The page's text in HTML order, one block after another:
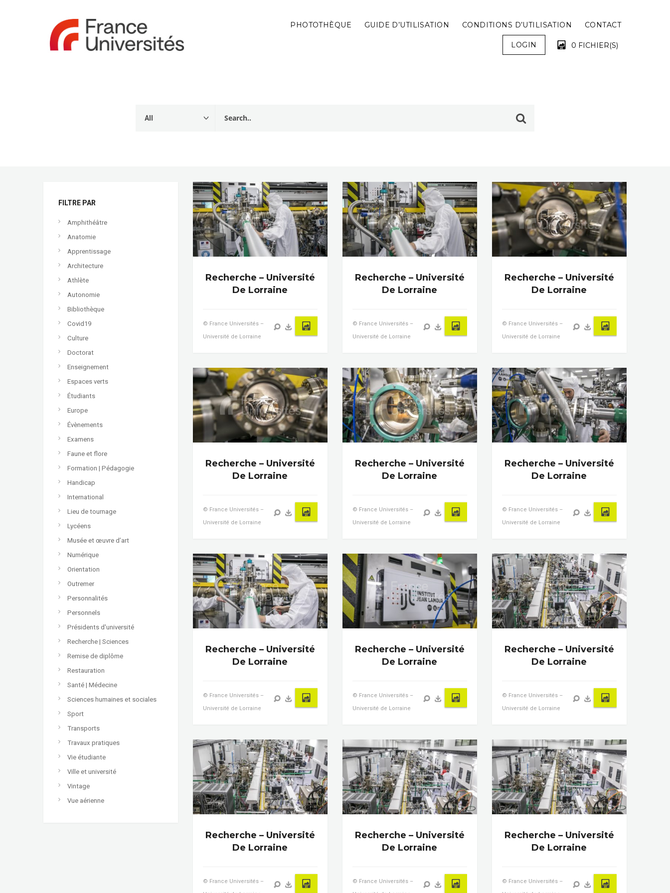
PHOTOTHÈQUE GUIDE D’UTILISATION CONDITIONS D’UTILISATION CONTACT
LOGIN 0 FICHIER(S)
FILTRE PAR
Amphithéâtre
Anatomie
Apprentissage
Architecture
Athlète
Autonomie
Bibliothèque
Covid19
Culture
Doctorat
Enseignement
Espaces verts
Étudiants
Europe
Évènements
Examens
Faune et flore
Formation | Pédagogie
Handicap
International
Lieu de tournage
Lycéens
Musée et œuvre d’art
Numérique
Orientation
Outremer
Personnalités
Personnels
Présidents d'université
Recherche | Sciences
Remise de diplôme
Restauration
Santé | Médecine
Sciences humaines et sociales
Sport
Transports
Travaux pratiques
Vie étudiante
Ville et université
Vintage
Vue aérienne
Recherche – Université
De Lorraine
© France Universités –
Université de Lorraine
Recherche – Université
De Lorraine
© France Universités –
Université de Lorraine
Recherche – Université
De Lorraine
© France Universités –
Université de Lorraine
Recherche – Université
De Lorraine
© France Universités –
Université de Lorraine
Recherche – Université
De Lorraine
© France Universités –
Université de Lorraine
Recherche – Université
De Lorraine
© France Universités –
Université de Lorraine
Recherche – Université
De Lorraine
© France Universités –
Université de Lorraine
Recherche – Université
De Lorraine
© France Universités –
Université de Lorraine
Recherche – Université
De Lorraine
© France Universités –
Université de Lorraine
Recherche – Université
De Lorraine
© France Universités –
Recherche – Université
De Lorraine
© France Universités –
Recherche – Université
De Lorraine
© France Universités –